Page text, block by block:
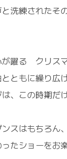
洗練されたそ
躍る クリス
ともに繰り広
、この時期だ
スはもちろん
たショーをお